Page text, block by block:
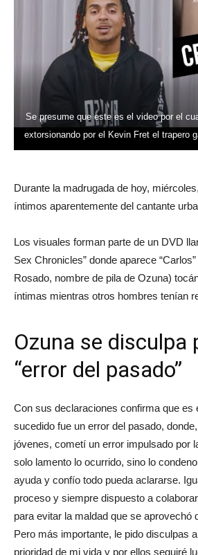
Se presume que este es el video por el
extorsionando por el Kevin Fret el trapero
Durante la madrugada de hoy,
íntimos aparentemente del cantante
Los visuales forman parte de un DVD
Sex Chronicles” donde aparece
Rosado, nombre de pila de Ozuna)
íntimas mientras otros hombres tenían
Ozuna se disculpa
“error del pasado”
Con sus declaraciones confirma que es
sucedido fue un error del pasado,
jóvenes, cometí un error impulsado por
solo lamento lo ocurrido, sino lo
ayuda y confío todo pueda aclararse.
proceso y siempre dispuesto a
para evitar la maldad que se aprovechó
Pero más importante, le pido disculpas
prioridad de mi vida y por ellos seguiré